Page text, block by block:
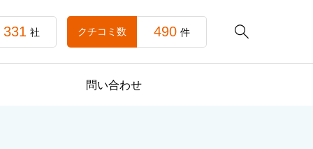

331 社 クチコミ数 490 件
問い合わせ